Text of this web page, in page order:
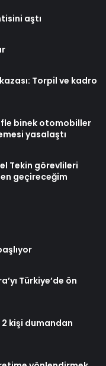
aştı
Torpil ve kadro
binek otomobiller
yasalaştı
Tekin görevlileri
geçireceğim
Türkiye’de ön
2 kişi dumandan